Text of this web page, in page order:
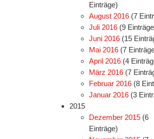
Einträge)
August 2016 (7
Juli 2016 (9
Juni 2016 (15
Mai 2016 (7
April 2016 (4
März 2016 (7
Februar 2016 (8
Januar 2016 (3
2015
Dezember 2015 (6
Einträge)